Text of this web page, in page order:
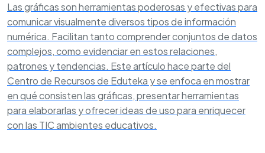
Las gráficas son herramientas poderosas y efectivas para
comunicar visualmente diversos tipos de información
numérica. Facilitan tanto comprender conjuntos de datos
complejos, como evidenciar en estos relaciones,
patrones y tendencias. Este artículo hace parte del
Centro de Recursos de Eduteka y se enfoca en mostrar
en qué consisten las gráficas, presentar herramientas
para elaborarlas y ofrecer ideas de uso para enriquecer
con las TIC ambientes educativos.